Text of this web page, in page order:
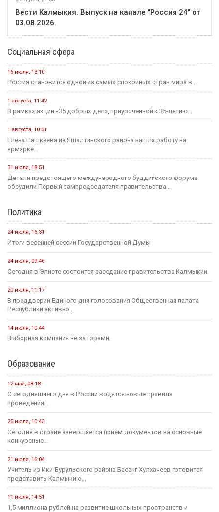
Вести Калмыкия. Выпуск на канале "Россия 24" от
03.08.2026.
Социальная сфера
16 июля, 13:10
Россия становится одной из самых спокойных стран мира в...
1 августа, 11:42
В рамках акции «35 добрых дел», приуроченной к 35-летию...
1 августа, 10:51
Елена Пашкеева из Яшалтинского района нашла работу на
ярмарке...
31 июля, 18:51
Детали предстоящего международного буддийского форума
обсудили Первый зампредседателя правительства...
Политика
24 июля, 16:31
Итоги весенней сессии Государственной Думы
24 июля, 09:46
Сегодня в Элисте состоится заседание правительства Калмыкии.
20 июля, 11:17
В преддверии Единого дня голосования Общественная палата
Республики активно...
14 июля, 10:44
Выборная компания не за горами.
Образование
12 мая, 08:18
С сегодняшнего дня в России водятся новые правила
проведения...
25 июля, 10:43
Сегодня в стране завершается прием документов на основные
конкурсные...
21 июля, 16:04
Учитель из Ики-Бурульского района Басанг Хулхачеев готовится
представить Калмыкию...
11 июля, 14:51
1,5 миллиона рублей на развитие школьных пространств и